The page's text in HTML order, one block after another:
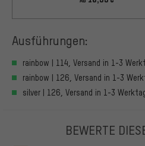
Ausführungen:
rainbow | 114, Versand in 1-3
rainbow | 126, Versand in 1-3
silver | 126, Versand in 1-3
BEWERTE